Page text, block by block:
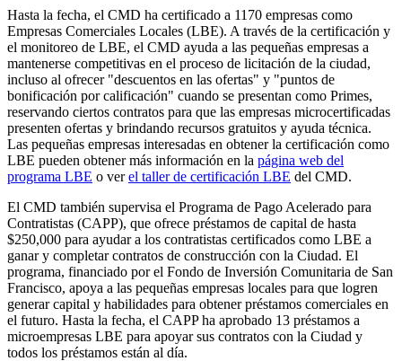
Hasta la fecha, el CMD ha certificado a 1170 empresas como
Empresas Comerciales Locales (LBE). A través de la certificación y
el monitoreo de LBE, el CMD ayuda a las pequeñas empresas a
mantenerse competitivas en el proceso de licitación de la ciudad,
incluso al ofrecer "descuentos en las ofertas" y "puntos de
bonificación por calificación" cuando se presentan como Primes,
reservando ciertos contratos para que las empresas microcertificadas
presenten ofertas y brindando recursos gratuitos y ayuda técnica.
Las pequeñas empresas interesadas en obtener la certificación como
LBE pueden obtener más información en la página web del
programa LBE o verel taller de certificación LBE del CMD.
El CMD también supervisa el Programa de Pago Acelerado para
Contratistas (CAPP), que ofrece préstamos de capital de hasta
$250,000 para ayudar a los contratistas certificados como LBE a
ganar y completar contratos de construcción con la Ciudad. El
programa, financiado por el Fondo de Inversión Comunitaria de San
Francisco, apoya a las pequeñas empresas locales para que logren
generar capital y habilidades para obtener préstamos comerciales en
el futuro. Hasta la fecha, el CAPP ha aprobado 13 préstamos a
microempresas LBE para apoyar sus contratos con la Ciudad y
todos los préstamos están al día.